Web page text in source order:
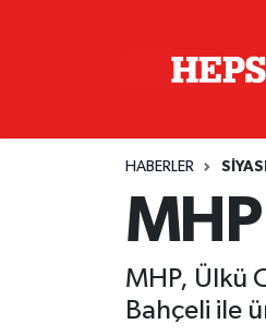
HABERLER
MHP, Ülkü
Bahçeli ile
Biyografi
İstanbul Nöbetçi
İstanbul Hava Durumu
İzmir Namaz Vakitleri
Süper Lig Puan